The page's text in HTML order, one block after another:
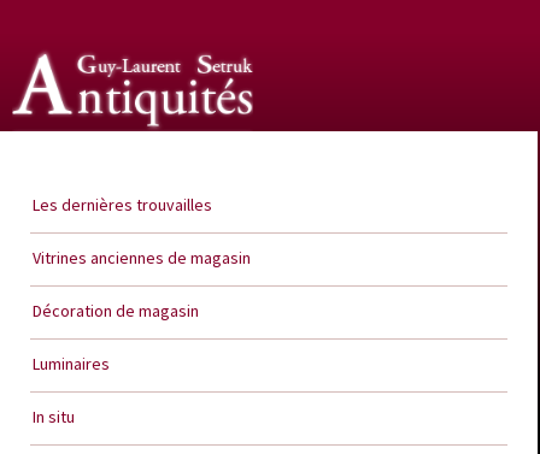
Les dernières trouvailles
Vitrines anciennes de magasin
Décoration de magasin
Luminaires
In situ